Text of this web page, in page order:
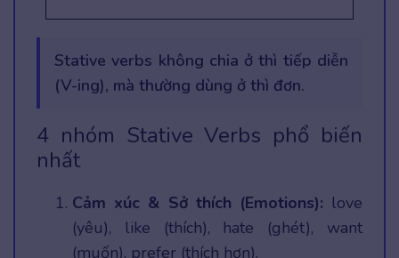
Stative verbs không chia ở thì tiếp diễn
(V-ing), mà thường dùng ở thì đơn.
4 nhóm Stative Verbs phổ biến
nhất
Cảm xúc & Sở thích (Emotions): love
(yêu), like (thích), hate (ghét), want
(muốn), prefer (thích hơn).